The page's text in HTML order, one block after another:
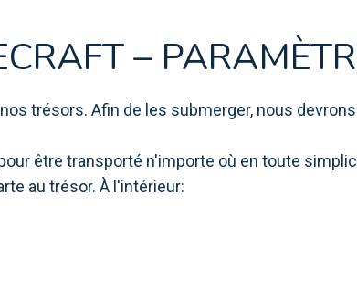
–
trésors. Afin de les submerger, nous
être transporté n'importe où en toute
au trésor. À l'intérieur: